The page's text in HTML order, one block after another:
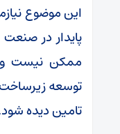
این موضوع
پایدار در صنعت
ممکن نیست و
توسعه
تامین دیده